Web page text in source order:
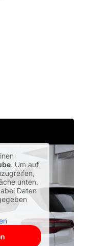
. Um auf
unten.
Daten